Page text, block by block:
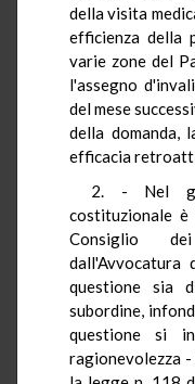
della visita
efficienza della
varie zone del
l'assegno
del mese
della domanda,
efficacia
2. - Nel
costituzionale
Consiglio
dall'Avvocatura
questione sia
subordine,
questione si
ragionevolezza